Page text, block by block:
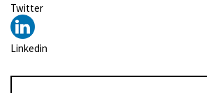
Twitter
Linkedin